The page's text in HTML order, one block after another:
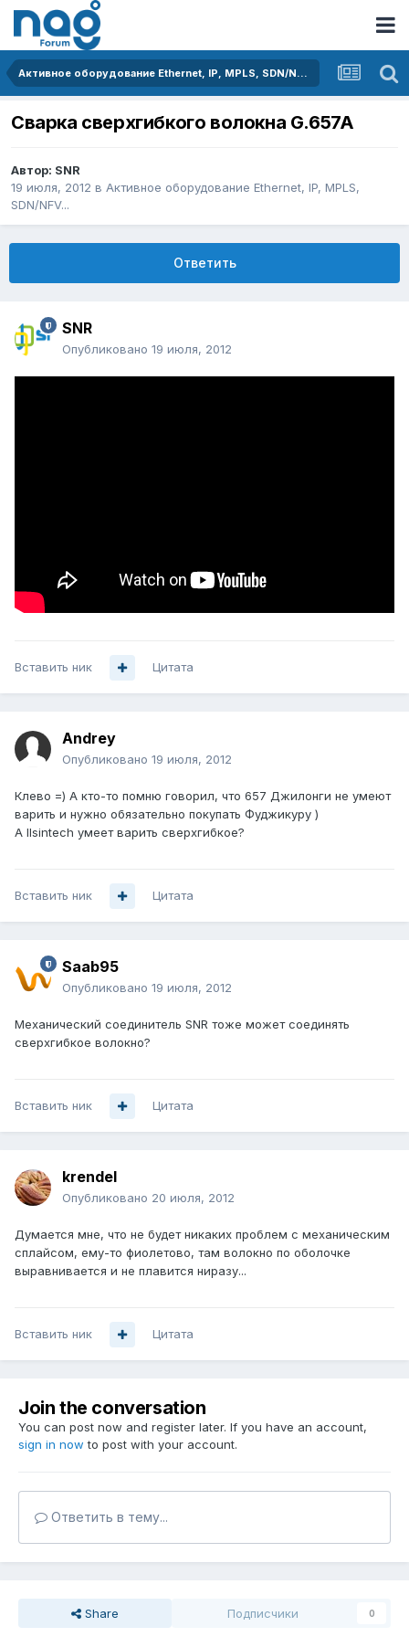
Активное оборудование Ethernet, IP, MPLS, SDN/NFV...
Сварка сверхгибкого волокна G.657A
Автор: SNR
19 июля, 2012 в Активное оборудование Ethernet, IP, MPLS,
SDN/NFV...
Ответить
SNR
Опубликовано 19 июля, 2012
Вставить ник Цитата
Аndrey
Опубликовано 19 июля, 2012
Клево =) А кто-то помню говорил, что 657 Джилонги не умеют
варить и нужно обязательно покупать Фуджикуру )
А Ilsintech умеет варить сверхгибкое?
Вставить ник Цитата
Saab95
Опубликовано 19 июля, 2012
Механический соединитель SNR тоже может соединять
сверхгибкое волокно?
Вставить ник Цитата
krendel
Опубликовано 20 июля, 2012
Думается мне, что не будет никаких проблем с механическим
сплайсом, ему-то фиолетово, там волокно по оболочке
выравнивается и не плавится ниразу...
Вставить ник Цитата
Join the conversation
You can post now and register later. If you have an account,
sign in now to post with your account.
Ответить в тему...
Share Подписчики 0